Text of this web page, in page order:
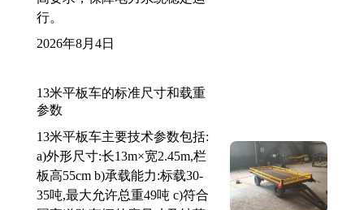
行。
2026年8月4日
13米平板车的标准尺寸和载重
参数
13米平板车主要技术参数包括:
a)外形尺寸:长13m×宽2.45m,栏
板高55cm b)承载能力:标载30-
35吨,最大允许总重49吨 c)符合